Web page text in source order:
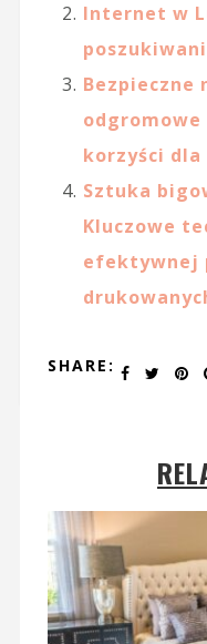
Internet w
Bezpieczne
korzyści
Sztuka
Kluczowe
efektywnej
SHARE: